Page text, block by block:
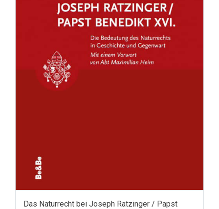
Das Naturrecht bei Joseph Ratzinger / Papst